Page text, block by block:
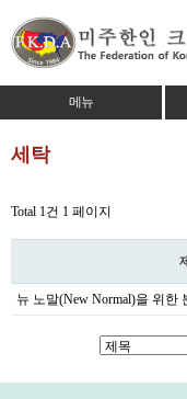
메뉴
세탁
Total 1건 1 페이지
뉴 노말(New Normal)을 위한